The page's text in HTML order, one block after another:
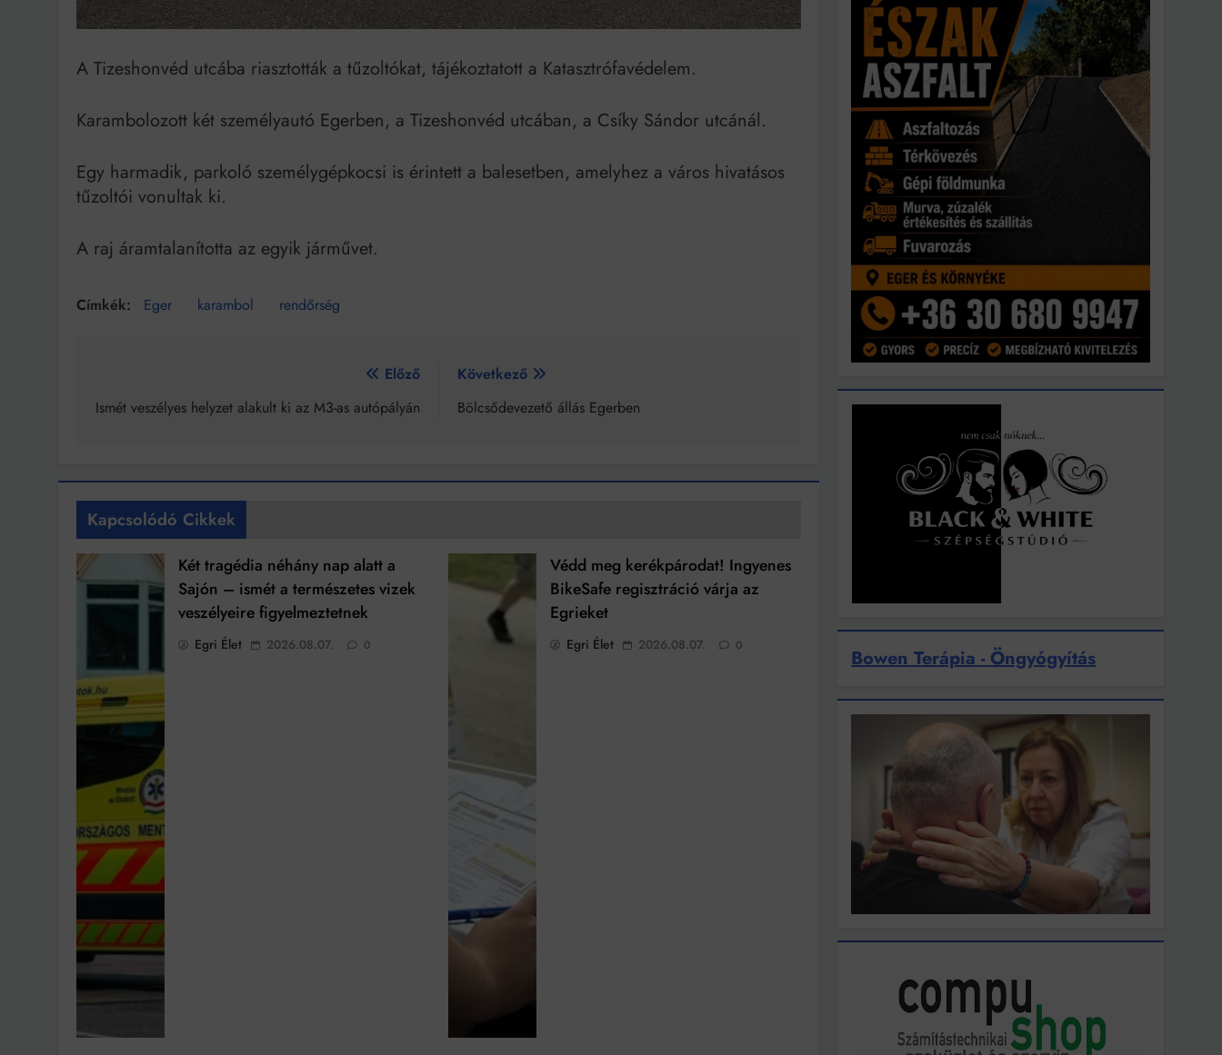
A Tizeshonvéd utcába riasztották a tűzoltókat, tájékoztatott a Katasztrófavédelem.
Karambolozott két személyautó Egerben, a Tizeshonvéd utcában, a Csíky Sándor utcánál.
Egy harmadik, parkoló személygépkocsi is érintett a balesetben, amelyhez a város hivatásos
tűzoltói vonultak ki.
A raj áramtalanította az egyik járművet.
Eger karambol rendőrség
navigáció
Előző
Ismét veszélyes helyzet alakult ki az M3-as autópályán
Következő
Bölcsődevezető állás Egerben
Kapcsolódó Cikkek
Két tragédia néhány nap alatt a
Sajón – ismét a természetes vizek
veszélyeire figyelmeztetnek
Egri Élet 2026.08.07. 0
Védd meg kerékpárodat! Ingyenes
BikeSafe regisztráció várja az
Egrieket
Egri Élet 2026.08.07. 0
Bowen Terápia - Öngyógyítás